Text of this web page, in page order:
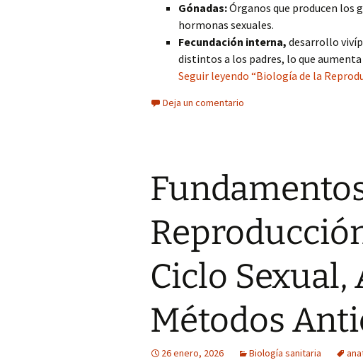
Gónadas:Órganos que producen los
hormonas sexuales.
Fecundación interna, desarrollo
distintos a los padres, lo que
Seguir leyendo “Biología de la
Deja un comentario
Ciclo
Métodos
26 enero, 2026 Biología sanitaria